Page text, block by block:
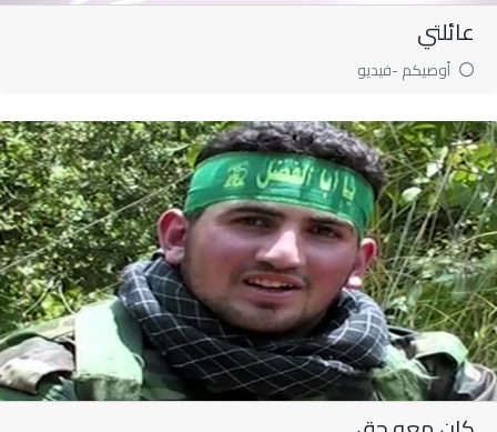
عائلتي
أوصيكم -فيديو